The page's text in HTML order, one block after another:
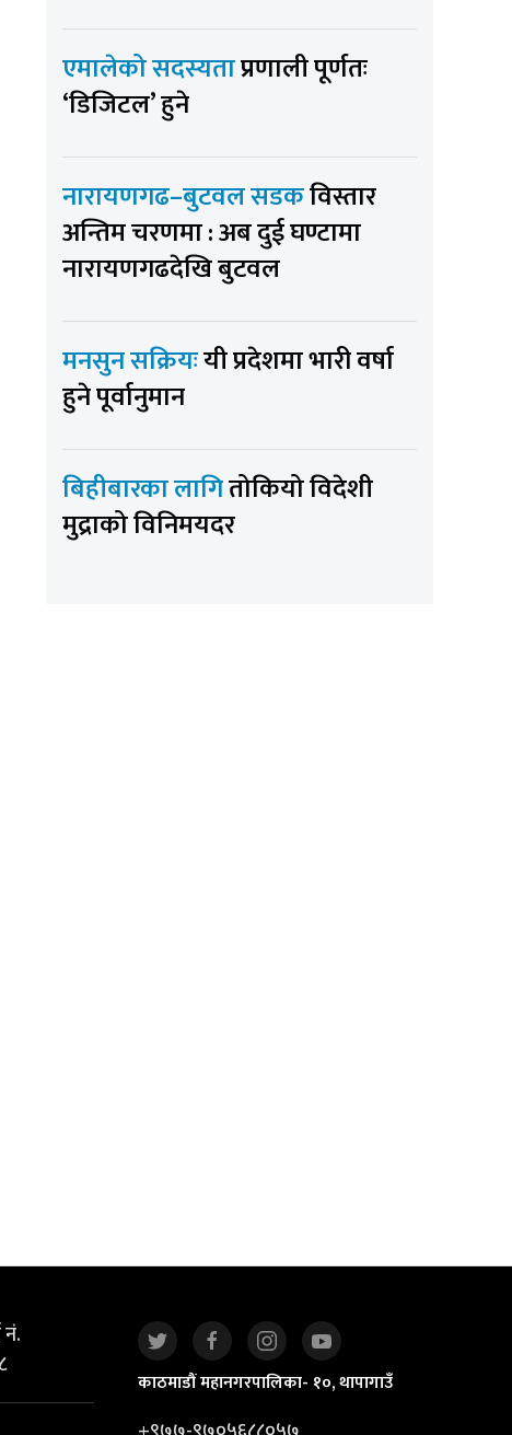
एमालेको सदस्यताप्रणाली पूर्णतः
‘डिजिटल’ हुने
नारायणगढ–बुटवल सडकविस्तार
अन्तिम चरणमा : अब दुई घण्टामा
नारायणगढदेखि बुटवल
मनसुन सक्रियःयी प्रदेशमा भारी वर्षा
हुने पूर्वानुमान
बिहीबारका लागितोकियो विदेशी
मुद्राको विनिमयदर
नं.
काठमाडौं महानगरपालिका- १०, थापागाउँ